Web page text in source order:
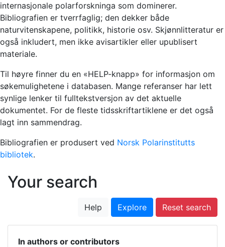
internasjonale polarforskninga som dominerer.
Bibliografien er tverrfaglig; den dekker både
naturvitenskapene, politikk, historie osv. Skjønnlitteratur er
også inkludert, men ikke avisartikler eller upublisert
materiale.
Til høyre finner du en «HELP-knapp» for informasjon om
søkemulighetene i databasen. Mange referanser har lett
synlige lenker til fulltekstversjon av det aktuelle
dokumentet. For de fleste tidsskriftartiklene er det også
lagt inn sammendrag.
Bibliografien er produsert ved Norsk Polarinstitutts
bibliotek.
Your search
Help Explore Reset search
In authors or contributors